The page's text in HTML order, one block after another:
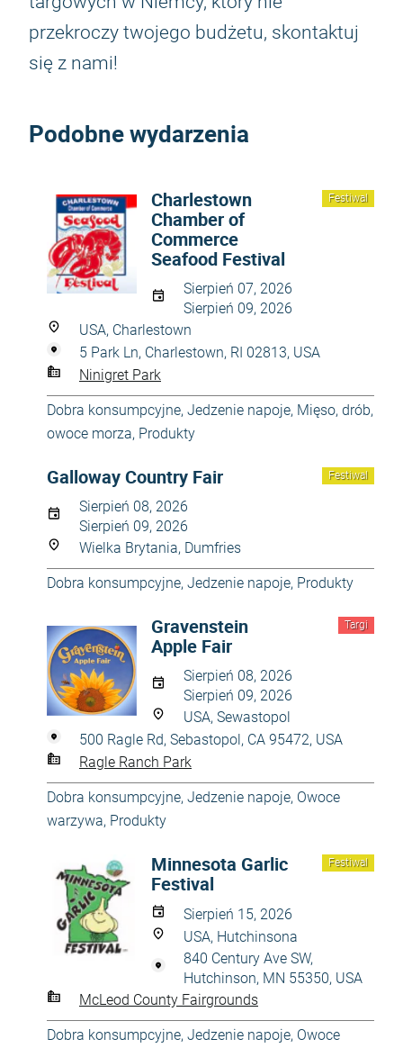
przekroczy twojego budżetu, skontaktuj
się z nami!
Podobne wydarzenia
Festiwal
Charlestown
Chamber of
Commerce
Seafood Festival
Sierpień 07, 2026
Sierpień 09, 2026
USA, Charlestown
5 Park Ln, Charlestown, RI 02813, USA
Ninigret Park
Dobra konsumpcyjne, Jedzenie napoje, Mięso, drób,
owoce morza, Produkty
Festiwal
Galloway Country Fair
Sierpień 08, 2026
Sierpień 09, 2026
Wielka Brytania, Dumfries
Dobra konsumpcyjne, Jedzenie napoje, Produkty
Targi
Gravenstein
Apple Fair
Sierpień 08, 2026
Sierpień 09, 2026
USA, Sewastopol
500 Ragle Rd, Sebastopol, CA 95472, USA
Ragle Ranch Park
Dobra konsumpcyjne, Jedzenie napoje, Owoce
warzywa, Produkty
Festiwal
Minnesota Garlic
Festival
Sierpień 15, 2026
USA, Hutchinsona
840 Century Ave SW,
Hutchinson, MN 55350, USA
McLeod County Fairgrounds
Dobra konsumpcyjne, Jedzenie napoje, Owoce